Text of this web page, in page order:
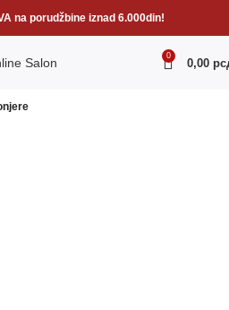
na porudžbine iznad 6.000din!
0
0,00